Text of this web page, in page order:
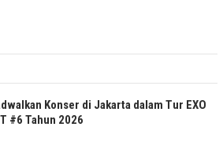
Konser di Jakarta dalam Tur EXO
#6 Tahun 2026